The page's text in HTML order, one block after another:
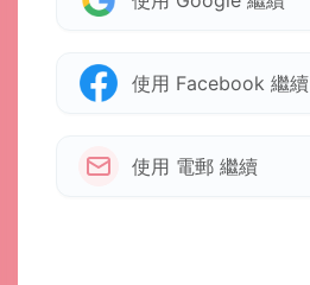
使用 Facebook 繼續
使用 電郵 繼續